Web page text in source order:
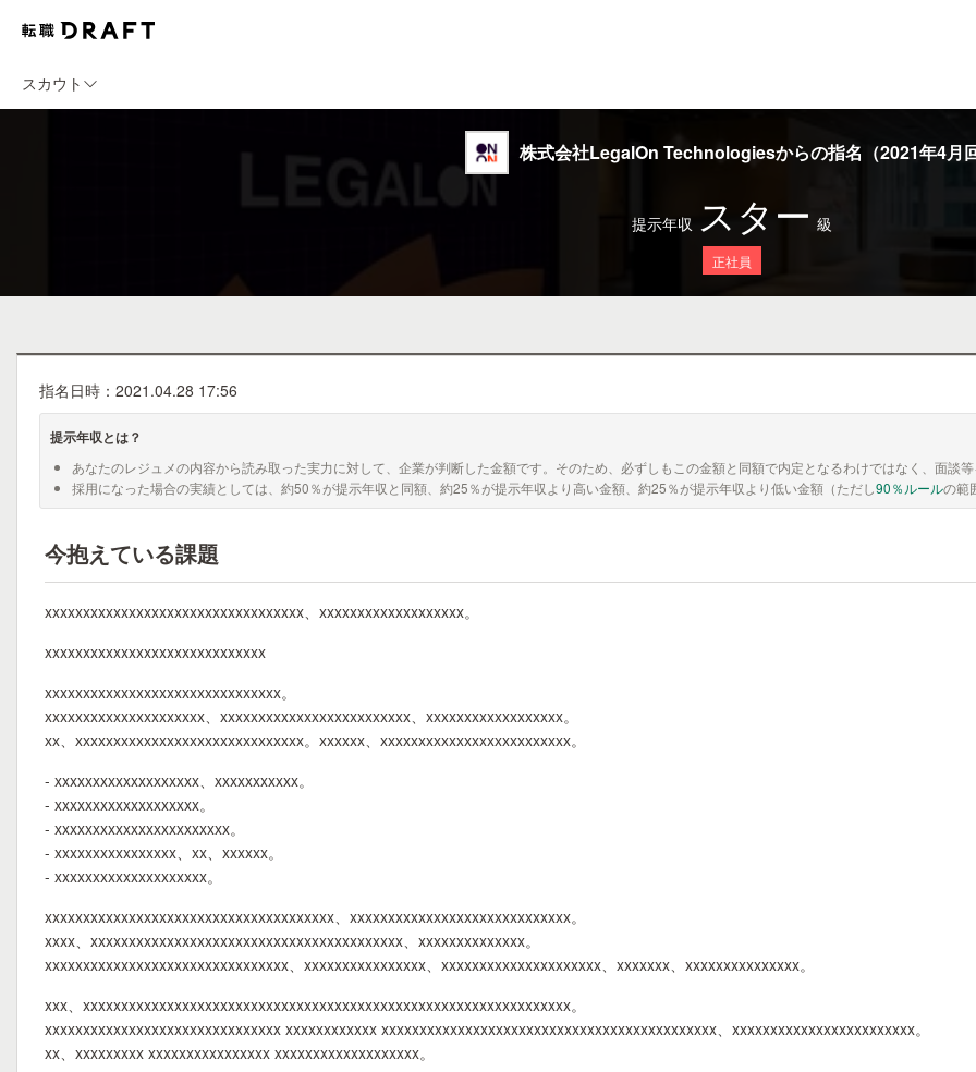
スカウト
株式会社LegalOn Technologiesからの指名（2021年4月回
提示年収 スター 級
正社員
指名日時：2021.04.28 17:56
提示年収とは？
あなたのレジュメの内容から読み取った実力に対して、企業が判断した金額です。そのため、必ずしもこの金額と同額で内定となるわけではなく、面談等
採用になった場合の実績としては、約50％が提示年収と同額、約25％が提示年収より高い金額、約25％が提示年収より低い金額（ただし90％ルールの範
今抱えている課題
xxxxxxxxxxxxxxxxxxxxxxxxxxxxxxxxxx、xxxxxxxxxxxxxxxxxxx。
xxxxxxxxxxxxxxxxxxxxxxxxxxxxx
xxxxxxxxxxxxxxxxxxxxxxxxxxxxxxx。
xxxxxxxxxxxxxxxxxxxxx、xxxxxxxxxxxxxxxxxxxxxxxxx、xxxxxxxxxxxxxxxxxx。
xx、xxxxxxxxxxxxxxxxxxxxxxxxxxxxxx。xxxxxx、xxxxxxxxxxxxxxxxxxxxxxxxx。
- xxxxxxxxxxxxxxxxxxx、xxxxxxxxxxx。
- xxxxxxxxxxxxxxxxxxx。
- xxxxxxxxxxxxxxxxxxxxxxx。
- xxxxxxxxxxxxxxxx、xx、xxxxxx。
- xxxxxxxxxxxxxxxxxxxx。
xxxxxxxxxxxxxxxxxxxxxxxxxxxxxxxxxxxxxx、xxxxxxxxxxxxxxxxxxxxxxxxxxxxx。
xxxx、xxxxxxxxxxxxxxxxxxxxxxxxxxxxxxxxxxxxxxxxx、xxxxxxxxxxxxxx。
xxxxxxxxxxxxxxxxxxxxxxxxxxxxxxxx、xxxxxxxxxxxxxxxx、xxxxxxxxxxxxxxxxxxxxx、xxxxxxx、xxxxxxxxxxxxxxx。
xxx、xxxxxxxxxxxxxxxxxxxxxxxxxxxxxxxxxxxxxxxxxxxxxxxxxxxxxxxxxxxxxxxx。
xxxxxxxxxxxxxxxxxxxxxxxxxxxxxxx xxxxxxxxxxxx xxxxxxxxxxxxxxxxxxxxxxxxxxxxxxxxxxxxxxxxxxxx、xxxxxxxxxxxxxxxxxxxxxxxx。
xx、xxxxxxxxx xxxxxxxxxxxxxxxx xxxxxxxxxxxxxxxxxxx。